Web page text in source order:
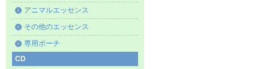
アニマルエッセンス
その他のエッセンス
専用ポーチ
CD